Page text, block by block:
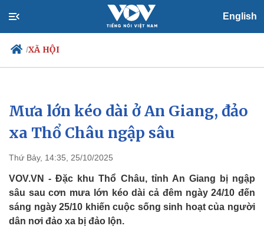
English
/XÃ HỘI
Chính trị
Đảng
Tổ chức nhân sự
Nhận diện sự thật
Xã hội
Tin 24h
Dự báo thời tiết
Việc làm
Biển đảo
Mưa lớn kéo dài ở An Giang, đảo
xa Thổ Châu ngập sâu
Thứ Bảy, 14:35, 25/10/2025
VOV.VN - Đặc khu Thổ Châu, tỉnh An Giang bị ngập
sâu sau cơn mưa lớn kéo dài cả đêm ngày 24/10 đến
sáng ngày 25/10 khiến cuộc sống sinh hoạt của người
dân nơi đảo xa bị đảo lộn.